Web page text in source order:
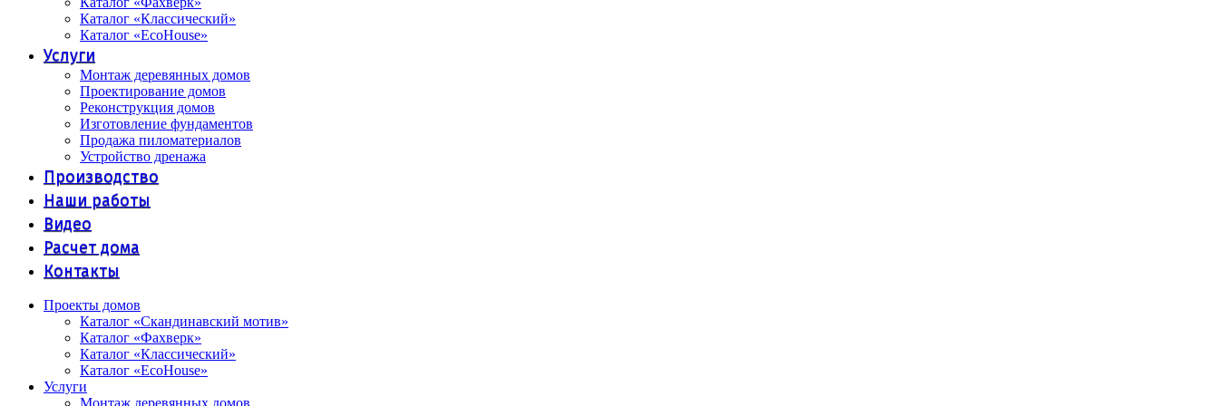
Каталог «Классический»
Каталог «EcoHouse»
Услуги
Монтаж деревянных домов
Проектирование домов
Реконструкция домов
Изготовление фундаментов
Продажа пиломатериалов
Устройство дренажа
Производство
Наши работы
Видео
Расчет дома
Контакты
Проекты домов
Каталог «Скандинавский мотив»
Каталог «Фахверк»
Каталог «Классический»
Каталог «EcoHouse»
Услуги
Монтаж деревянных домов